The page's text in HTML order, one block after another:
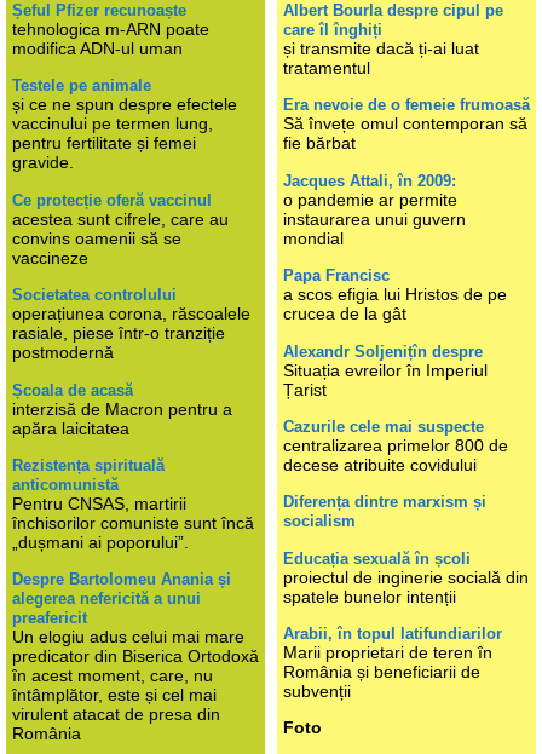
Șeful Pfizer recunoaște
tehnologica m-ARN poate
modifica ADN-ul uman
Testele pe animale
și ce ne spun despre efectele
vaccinului pe termen lung,
pentru fertilitate și femei
gravide.
Ce protecție oferă vaccinul
acestea sunt cifrele, care au
convins oamenii să se
vaccineze
Societatea controlului
operațiunea corona, răscoalele
rasiale, piese într-o tranziție
postmodernă
Școala de acasă
interzisă de Macron pentru a
apăra laicitatea
Rezistența spirituală
anticomunistă
Pentru CNSAS, martirii
închisorilor comuniste sunt încă
„dușmani ai poporului”.
Despre Bartolomeu Anania și
alegerea nefericită a unui
preafericit
Un elogiu adus celui mai mare
predicator din Biserica Ortodoxă
în acest moment, care, nu
întâmplător, este și cel mai
virulent atacat de presa din
România
Albert Bourla despre cipul pe
care îl înghiți
și transmite dacă ți-ai luat
tratamentul
Era nevoie de o femeie frumoasă
Să învețe omul contemporan să
fie bărbat
Jacques Attali, în 2009:
o pandemie ar permite
instaurarea unui guvern
mondial
Papa Francisc
a scos efigia lui Hristos de pe
crucea de la gât
Alexandr Soljenițîn despre
Situația evreilor în Imperiul
Țarist
Cazurile cele mai suspecte
centralizarea primelor 800 de
decese atribuite covidului
Diferența dintre marxism și
socialism
Educația sexuală în școli
proiectul de inginerie socială din
spatele bunelor intenții
Arabii, în topul latifundiarilor
Marii proprietari de teren în
România și beneficiarii de
subvenții
Foto